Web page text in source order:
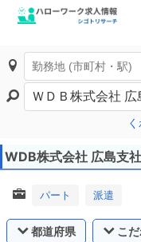
WDB株式会社 広島支
パート 派遣
都道府県 こだ